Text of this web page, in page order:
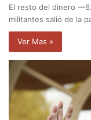
El resto del dinero
militantes salió de la
Ver Mas »